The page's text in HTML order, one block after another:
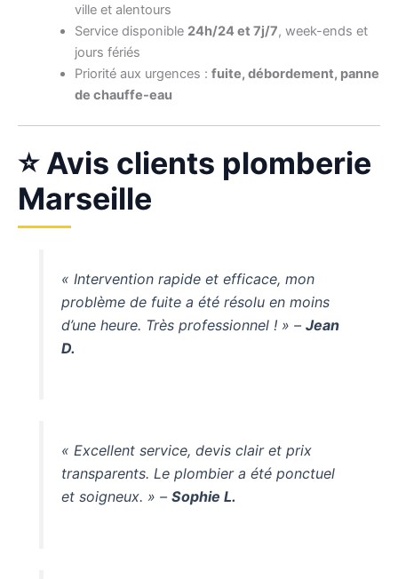
ville et alentours
Service disponible 24h/24 et 7j/7, week-ends et
jours fériés
Priorité aux urgences : fuite, débordement, panne
de chauffe-eau
⭐ Avis clients plomberie
Marseille
« Intervention rapide et efficace, mon
problème de fuite a été résolu en moins
d’une heure. Très professionnel ! » –Jean
D.
« Excellent service, devis clair et prix
transparents. Le plombier a été ponctuel
et soigneux. » –Sophie L.